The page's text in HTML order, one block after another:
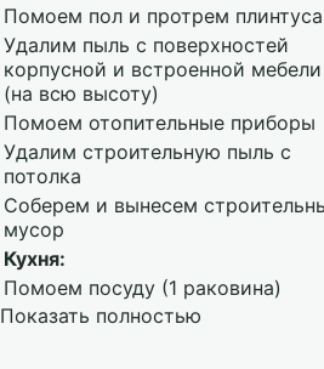
Помоем пол и протрем плинтуса
Удалим пыль с поверхностей
корпусной и встроенной мебели
(на всю высоту)
Помоем отопительные приборы
Удалим строительную пыль с
потолка
Соберем и вынесем
мусор
Кухня:
Помоем посуду (1 раковина)
Показать полностью